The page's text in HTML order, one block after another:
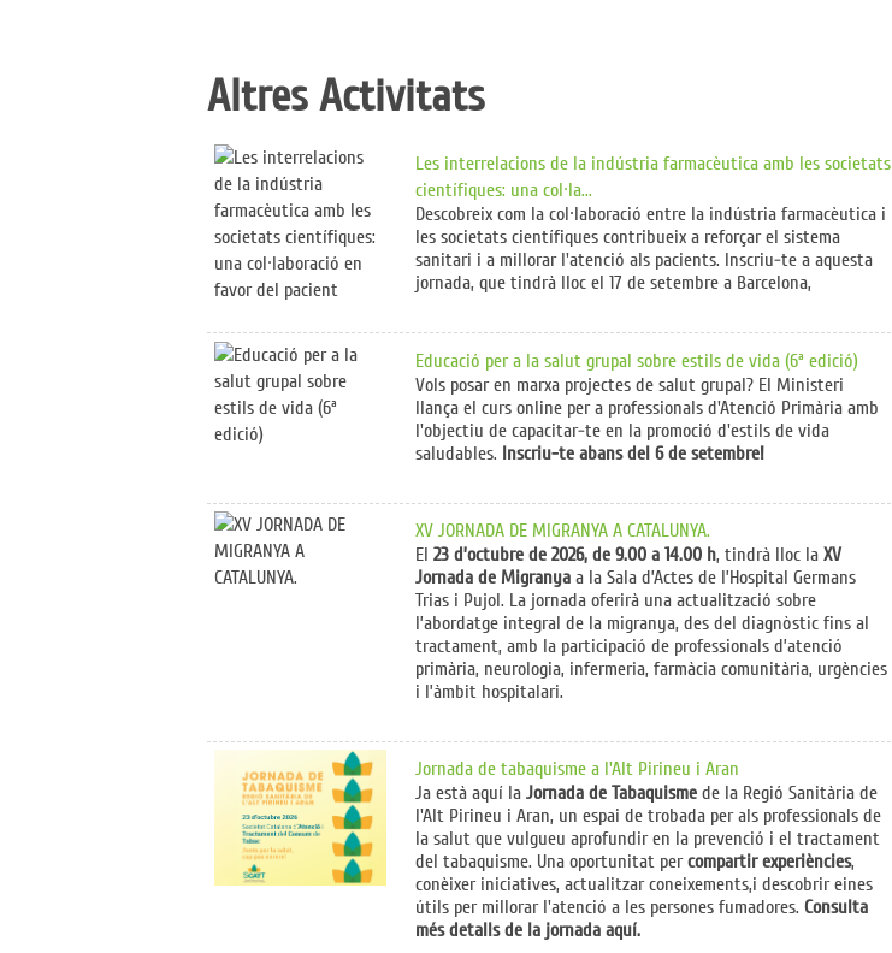
Altres Activitats
Les interrelacions de la indústria farmacèutica amb les societats
científiques: una col·la...
Descobreix com la col·laboració entre la indústria farmacèutica i
les societats científiques contribueix a reforçar el sistema
sanitari i a millorar l'atenció als pacients. Inscriu-te a aquesta
jornada, que tindrà lloc el 17 de setembre a Barcelona,
Educació per a la salut grupal sobre estils de vida (6ª edició)
Vols posar en marxa projectes de salut grupal? El Ministeri
llança el curs online per a professionals d'Atenció Primària amb
l'objectiu de capacitar-te en la promoció d'estils de vida
saludables. Inscriu-te abans del 6 de setembre!
XV JORNADA DE MIGRANYA A CATALUNYA.
El23 d’octubre de 2026, de 9.00 a 14.00 h, tindrà lloc laXV
Jornada de Migranya a la Sala d’Actes de l’Hospital Germans
Trias i Pujol. La jornada oferirà una actualització sobre
l’abordatge integral de la migranya, des del diagnòstic fins al
tractament, amb la participació de professionals d’atenció
primària, neurologia, infermeria, farmàcia comunitària, urgències
i l’àmbit hospitalari.
Jornada de tabaquisme a l'Alt Pirineu i Aran
Ja està aquí laJornada de Tabaquismede la Regió Sanitària de
l'Alt Pirineu i Aran, un espai de trobada per als professionals de
la salut que vulgueu aprofundir en la prevenció i el tractament
del tabaquisme. Una oportunitat percompartir experiències,
conèixer iniciatives, actualitzar coneixements,i descobrir eines
útils per millorar l'atenció a les persones fumadores.Consulta
més detalls de la jornada aquí.